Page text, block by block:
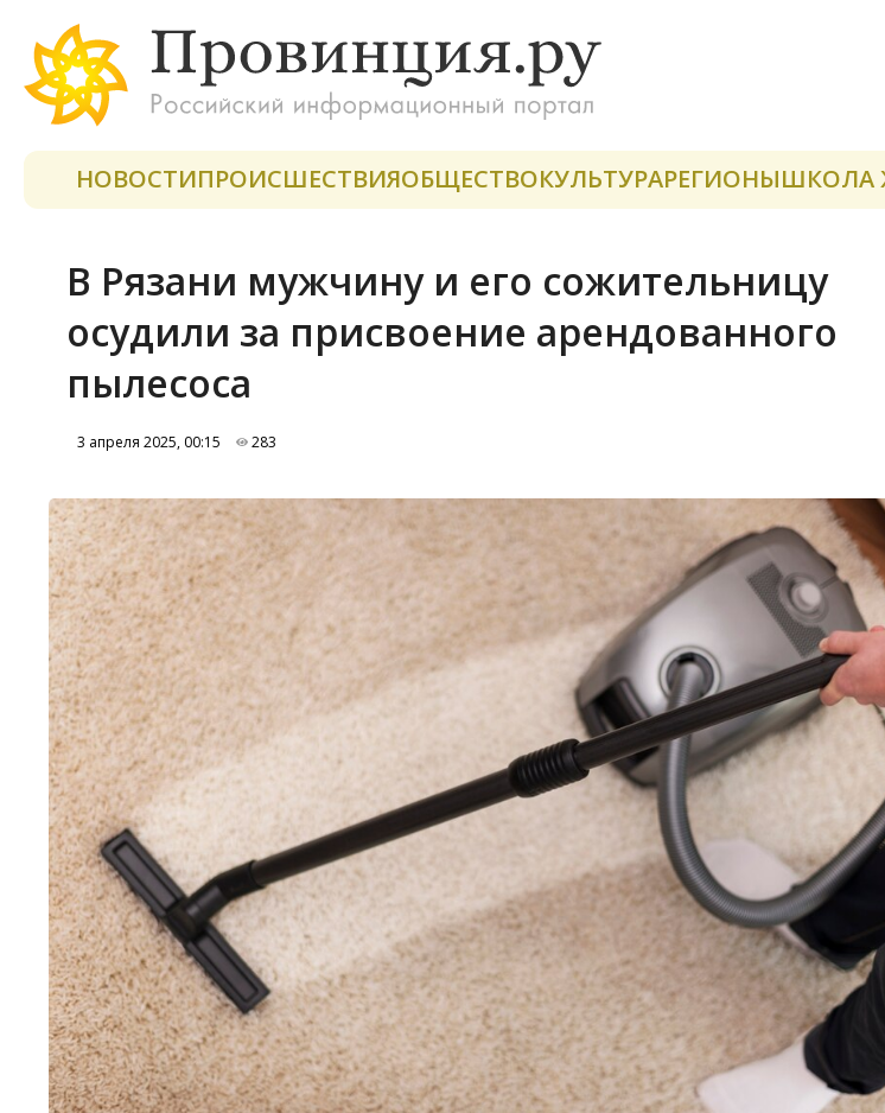
НОВОСТИПРОИСШЕСТВИЯОБЩЕСТВОКУЛЬТУРАРЕГИОНЫШКОЛА
В Рязани мужчину и его сожительницу
осудили за присвоение арендованного
пылесоса
3 апреля 2025, 00:15 283